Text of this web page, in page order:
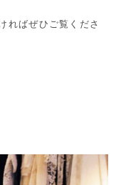
ればぜひご覧くださ